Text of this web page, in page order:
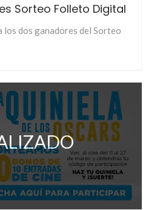
Sorteo Folleto Digital
los dos ganadores del Sorteo